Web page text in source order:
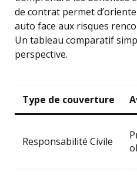
de contrat permet
auto face aux risques
Un tableau comparatif
perspective.
Type de couverture
Responsabilité Civile